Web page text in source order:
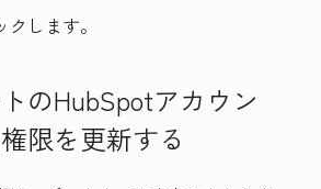
クします。
のHubSpotアカウン
限を更新する